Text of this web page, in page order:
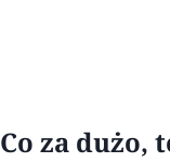
Co za dużo,